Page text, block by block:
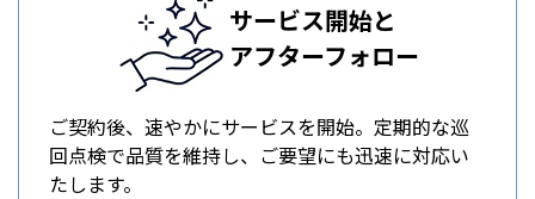
サービス開始と
アフターフォロー
ご契約後、速やかにサービスを開始。定期的な巡
回点検で品質を維持し、ご要望にも迅速に対応い
たします。